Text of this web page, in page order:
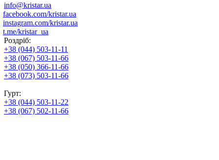
info@kristar.ua
facebook.com/kristar.ua
instagram.com/kristar.ua
t.me/kristar_ua
Роздріб:
+38 (044) 503-11-11
+38 (067) 503-11-66
+38 (050) 366-11-66
+38 (073) 503-11-66
Гурт:
+38 (044) 503-11-22
+38 (067) 502-11-66